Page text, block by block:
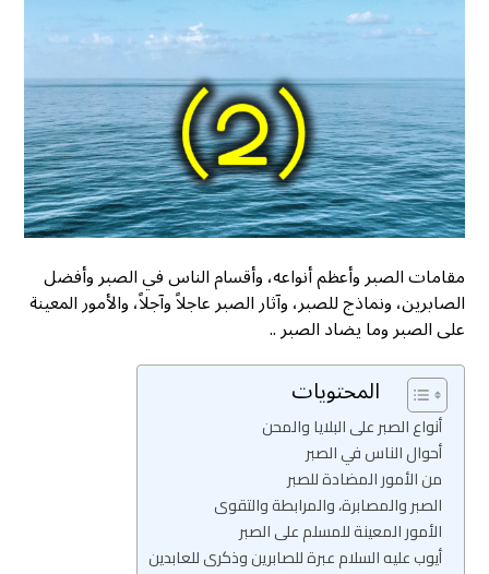
مقامات الصبر وأعظم أنواعه، وأقسام الناس في الصبر وأفضل
الصابرين، ونماذج للصبر، وآثار الصبر عاجلاً وآجلاً، والأمور المعينة
على الصبر وما يضاد الصبر ..
المحتويات
أنواع الصبر على البلايا والمحن
أحوال الناس في الصبر
من الأمور المضادة للصبر
الصبر والمصابرة، والمرابطة والتقوى
الأمور المعينة للمسلم على الصبر
أيوب عليه السلام عبرة للصابرين وذكرى للعابدين